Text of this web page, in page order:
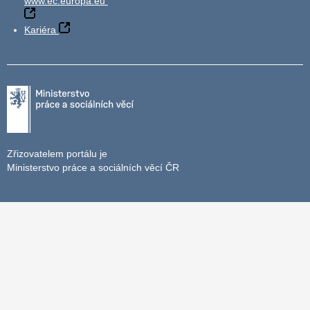
Kariéra
Zřizovatelem portálu je
Ministerstvo práce a sociálních věcí ČR